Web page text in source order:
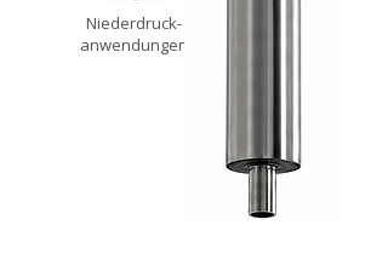
Niederdruck-
anwendungen